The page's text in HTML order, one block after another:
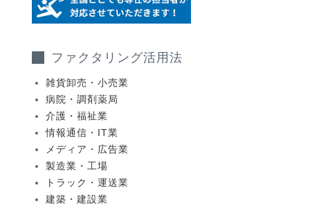
ファクタリング活用法
雑貨卸売・小売業
病院・調剤薬局
介護・福祉業
情報通信・IT業
メディア・広告業
製造業・工場
トラック・運送業
建築・建設業